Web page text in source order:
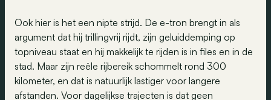
Ook hier is het een nipte strijd. De e-tron brengt in als
argument dat hij trillingvrij rijdt, zijn geluiddemping op
topniveau staat en hij makkelijk te rijden is in files en in de
stad. Maar zijn reële rijbereik schommelt rond 300
kilometer, en dat is natuurlijk lastiger voor langere
afstanden. Voor dagelijkse trajecten is dat geen